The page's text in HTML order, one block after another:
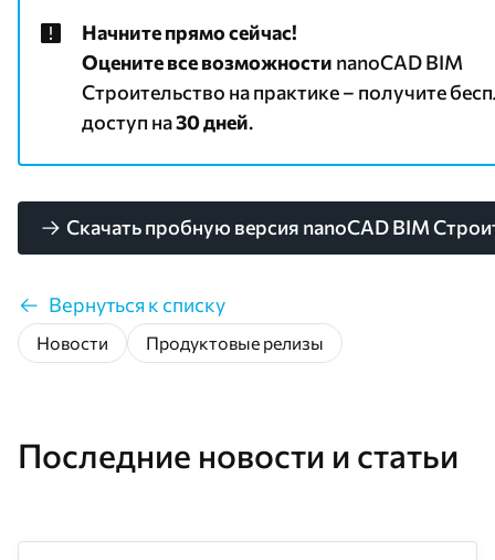
Вернуться к списку
Новости Продуктовые релизы
Начните прямо сейчас!
Оцените все возможности nanoCAD BIM
Строительство на практике – получите
доступ на30 дней.
Скачать пробную версия nanoCAD BIM
Последние новости и статьи